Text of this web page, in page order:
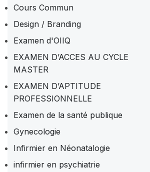
Cours Commun
Design / Branding
Examen d'OIIQ
EXAMEN D’ACCES AU CYCLE
MASTER
EXAMEN D’APTITUDE
PROFESSIONNELLE
Examen de la santé publique
Gynecologie
Infirmier en Néonatalogie
infirmier en psychiatrie